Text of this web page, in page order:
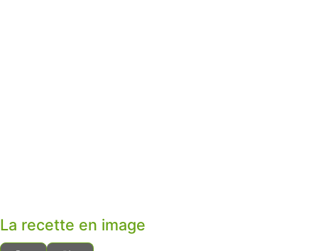
La recette en image